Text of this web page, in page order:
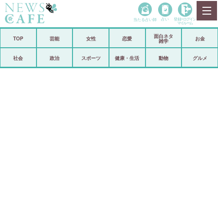
政治
当たる占い師 占い 登録• ログイン
マイルーム
TOP 芸能 女性 恋愛
面白ネタ
雑学
お金
社会 政治 スポーツ 健康・生活 動物 グルメ